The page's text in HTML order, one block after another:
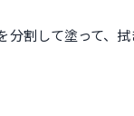
割して塗って、